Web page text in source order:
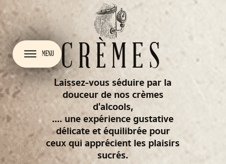
CRÈMES
Laissez-vous séduire par la
douceur de nos crèmes
d'alcools,
.... une expérience gustative
délicate et équilibrée pour
ceux qui apprécient les plaisirs
sucrés.
MENU